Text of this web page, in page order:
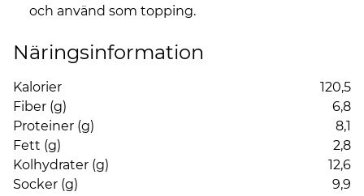
och använd som topping.
Näringsinformation
Kalorier
120,5
Fiber (g)
6,8
Proteiner (g)
8,1
Fett (g)
2,8
Kolhydrater (g)
12,6
Socker (g)
9,9